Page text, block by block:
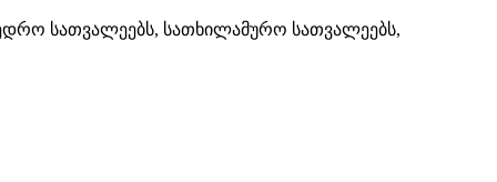
სათვალეებს, სათხილამურო სათვალეებს,